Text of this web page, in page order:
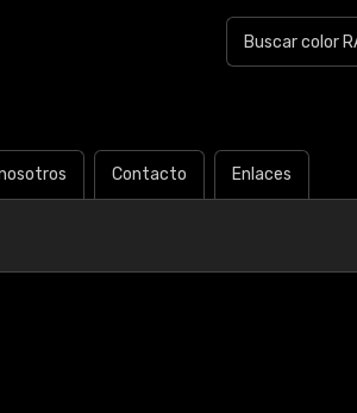
Contacto Enlaces